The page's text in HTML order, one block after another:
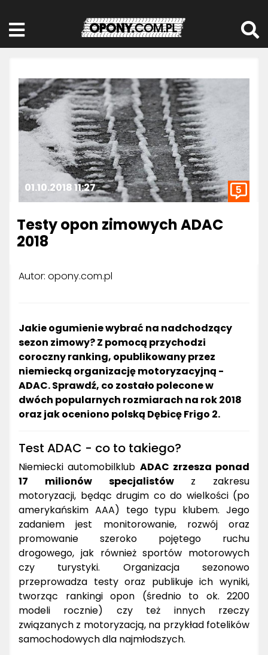
01.10.2018 11:27 5
Testy opon zimowych ADAC
2018
Autor: opony.com.pl
Jakie ogumienie wybrać na nadchodzący
sezon zimowy? Z pomocą przychodzi
coroczny ranking, opublikowany przez
niemiecką organizację motoryzacyjną -
ADAC. Sprawdź, co zostało polecone w
dwóch popularnych rozmiarach na rok 2018
oraz jak oceniono polską Dębicę Frigo 2.
Test ADAC - co to takiego?
Niemiecki automobilklub ADAC zrzesza ponad
17 milionów specjalistówz zakresu
motoryzacji, będąc drugim co do wielkości (po
amerykańskim AAA) tego typu klubem. Jego
zadaniem jest monitorowanie, rozwój oraz
promowanie szeroko pojętego ruchu
drogowego, jak również sportów motorowych
czy turystyki. Organizacja sezonowo
przeprowadza testy oraz publikuje ich wyniki,
tworząc rankingi opon (średnio to ok. 2200
modeli rocznie) czy też innych rzeczy
związanych z motoryzacją, na przykład fotelików
samochodowych dla najmłodszych.